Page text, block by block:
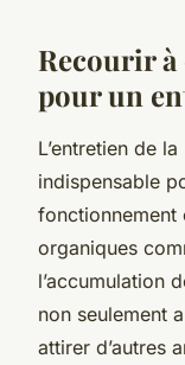
Recourir à
pour un
L’entretien de
indispensable
fonctionnement
organiques
l’accumulation
non seulement
attirer d’autres